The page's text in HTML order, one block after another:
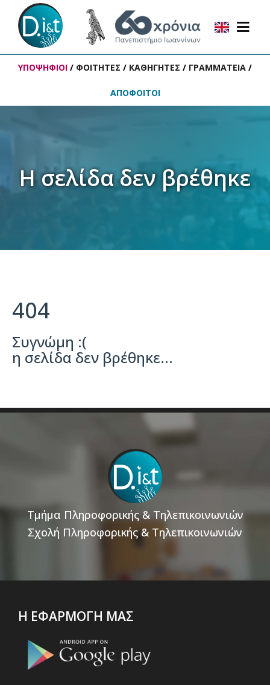
ΥΠΟΨΗΦΙΟΙ / ΦΟΙΤΗΤΕΣ / ΚΑΘΗΓΗΤΕΣ / ΓΡΑΜΜΑΤΕΙΑ /
ΑΠΟΦΟΙΤΟΙ
Η σελίδα δεν βρέθηκε
404
Συγνώμη :(
η σελίδα δεν βρέθηκε...
Τμήμα Πληροφορικής & Τηλεπικοινωνιών
Σχολή Πληροφορικής & Τηλεπικοινωνιών
Η ΕΦΑΡΜΟΓΗ ΜΑΣ